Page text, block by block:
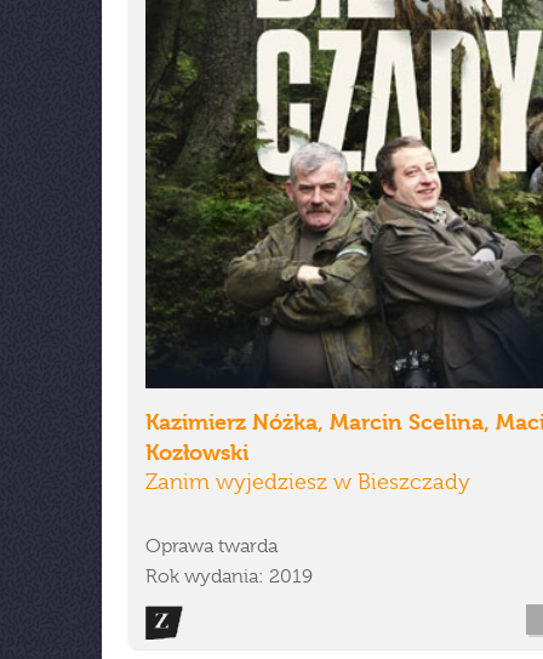
Kazimierz Nóżka, Marcin Scelina,
Kozłowski
Zanim wyjedziesz w Bieszczady
Oprawa twarda
Rok wydania: 2019